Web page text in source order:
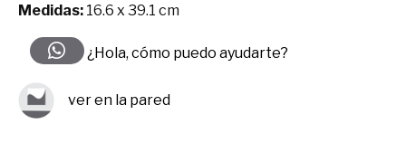
Medidas: 16.6 x 39.1 cm
¿Hola, cómo puedo ayudarte?
ver en la pared